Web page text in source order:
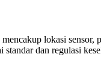
lokasi
standar dan regulasi